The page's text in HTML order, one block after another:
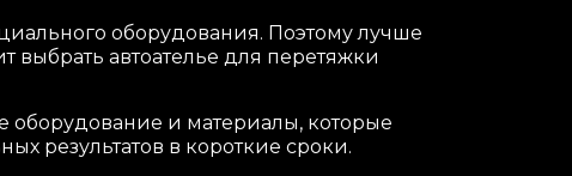
оборудования. Поэтому лучше
выбрать автоателье для перетяжки
оборудование и материалы, которые
результатов в короткие сроки.